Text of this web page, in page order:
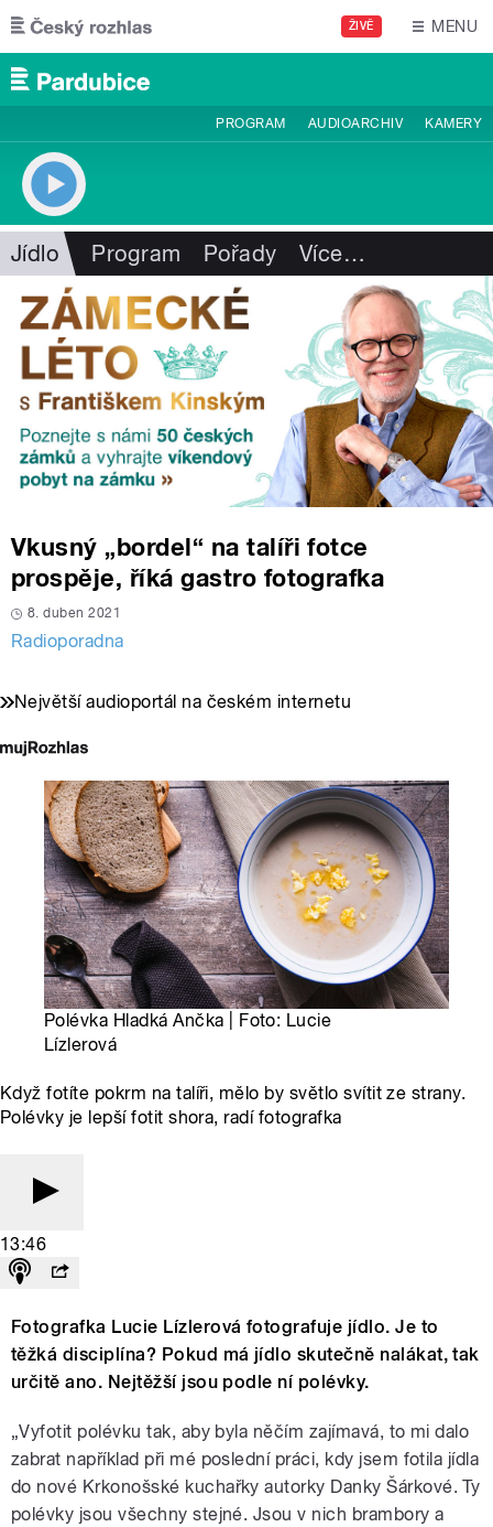
Přejít k hlavnímu obsahu
ŽIVĚ MENU
PROGRAM AUDIOARCHIV KAMERY
Jídlo Program Pořady Více…
Vkusný „bordel“ na talíři fotce
prospěje, říká gastro fotografka
8. duben 2021
Radioporadna
Největší audioportál na českém internetu
Polévka Hladká Ančka | Foto: Lucie
Lízlerová
Když fotíte pokrm na talíři, mělo by světlo svítit ze strany.
Polévky je lepší fotit shora, radí fotografka
13:46
Fotografka Lucie Lízlerová fotografuje jídlo. Je to
těžká disciplína? Pokud má jídlo skutečně nalákat, tak
určitě ano. Nejtěžší jsou podle ní polévky.
„Vyfotit polévku tak, aby byla něčím zajímavá, to mi dalo
zabrat například při mé poslední práci, kdy jsem fotila jídla
do nové Krkonošské kuchařky autorky Danky Šárkové. Ty
polévky jsou všechny stejné. Jsou v nich brambory a